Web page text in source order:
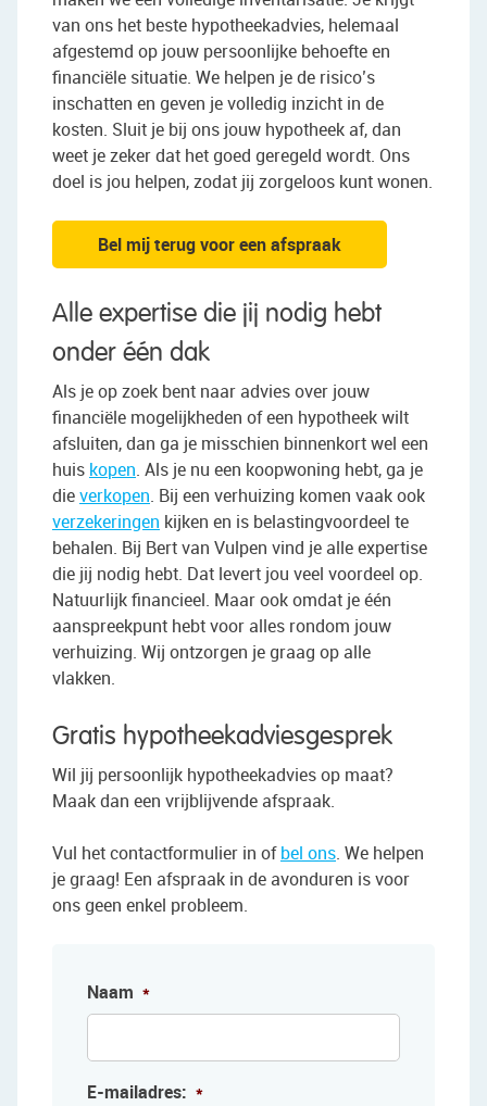
van ons het beste hypotheekadvies, helemaal
afgestemd op jouw persoonlijke behoefte en
financiële situatie. We helpen je de risico’s
inschatten en geven je volledig inzicht in de
kosten. Sluit je bij ons jouw hypotheek af, dan
weet je zeker dat het goed geregeld wordt. Ons
doel is jou helpen, zodat jij zorgeloos kunt wonen.
Bel mij terug voor een afspraak
Alle expertise die jij nodig hebt
onder één dak
Als je op zoek bent naar advies over jouw
financiële mogelijkheden of een hypotheek wilt
afsluiten, dan ga je misschien binnenkort wel een
huis kopen. Als je nu een koopwoning hebt, ga je
dieverkopen. Bij een verhuizing komen vaak ook
verzekeringen kijken en is belastingvoordeel te
behalen. Bij Bert van Vulpen vind je alle expertise
die jij nodig hebt. Dat levert jou veel voordeel op.
Natuurlijk financieel. Maar ook omdat je één
aanspreekpunt hebt voor alles rondom jouw
verhuizing. Wij ontzorgen je graag op alle
vlakken.
Gratis hypotheekadviesgesprek
Wil jij persoonlijk hypotheekadvies op maat?
Maak dan een vrijblijvende afspraak.
Vul het contactformulier in ofbel ons. We helpen
je graag! Een afspraak in de avonduren is voor
ons geen enkel probleem.
Naam *
E-mailadres: *